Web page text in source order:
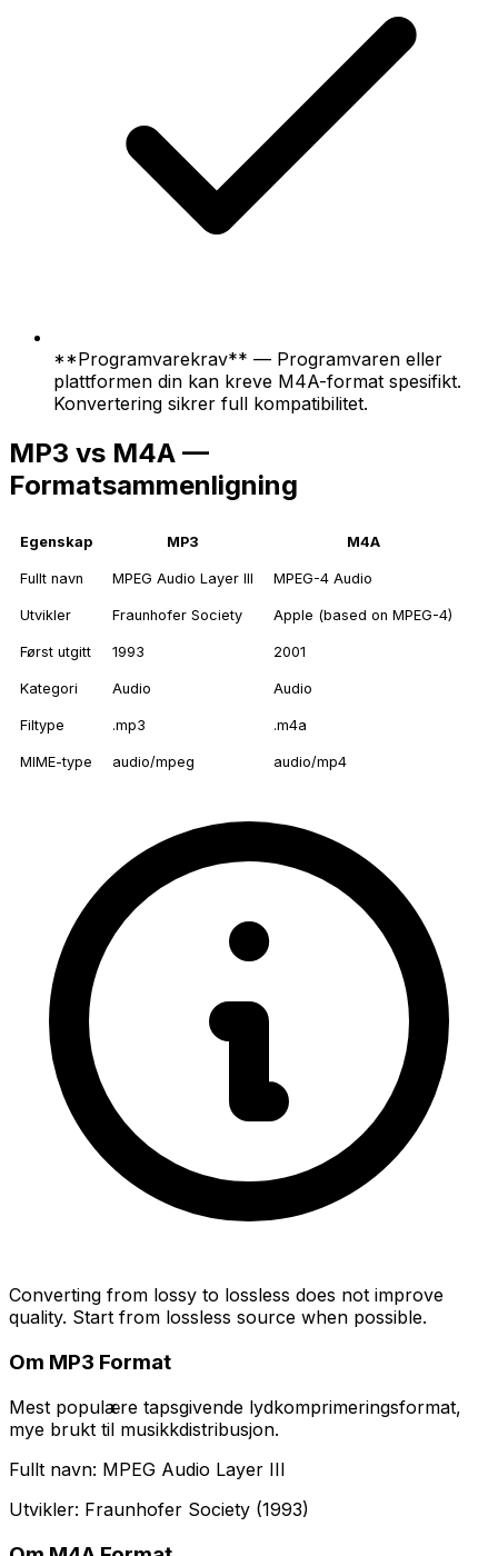
**Programvarekrav** — Programvaren eller
plattformen din kan kreve M4A-format spesifikt.
Konvertering sikrer full kompatibilitet.
MP3 vs M4A —
Formatsammenligning
Egenskap MP3 M4A
Fullt navn MPEG Audio Layer III MPEG-4 Audio
Utvikler Fraunhofer Society Apple (based on MPEG-4)
Først utgitt 1993 2001
Kategori Audio Audio
Filtype .mp3 .m4a
MIME-type audio/mpeg audio/mp4
Converting from lossy to lossless does not improve
quality. Start from lossless source when possible.
Om MP3 Format
Mest populære tapsgivende lydkomprimeringsformat,
mye brukt til musikkdistribusjon.
Fullt navn: MPEG Audio Layer III
Utvikler: Fraunhofer Society (1993)